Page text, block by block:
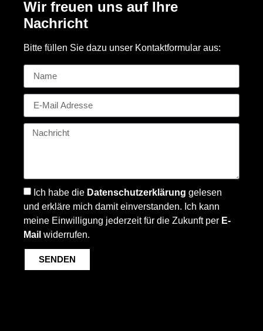
Wir freuen uns auf Ihre
Nachricht
Bitte füllen Sie dazu unser Kontaktformular aus:
Ich habe die Datenschutzerklärung gelesen
und erkläre mich damit einverstanden. Ich kann
meine Einwilligung jederzeit für die Zukunft per E-
Mail widerrufen.
SENDEN